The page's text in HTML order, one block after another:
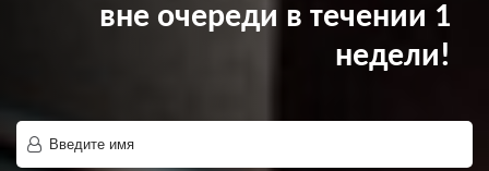
вне очереди в течении 1
недели!